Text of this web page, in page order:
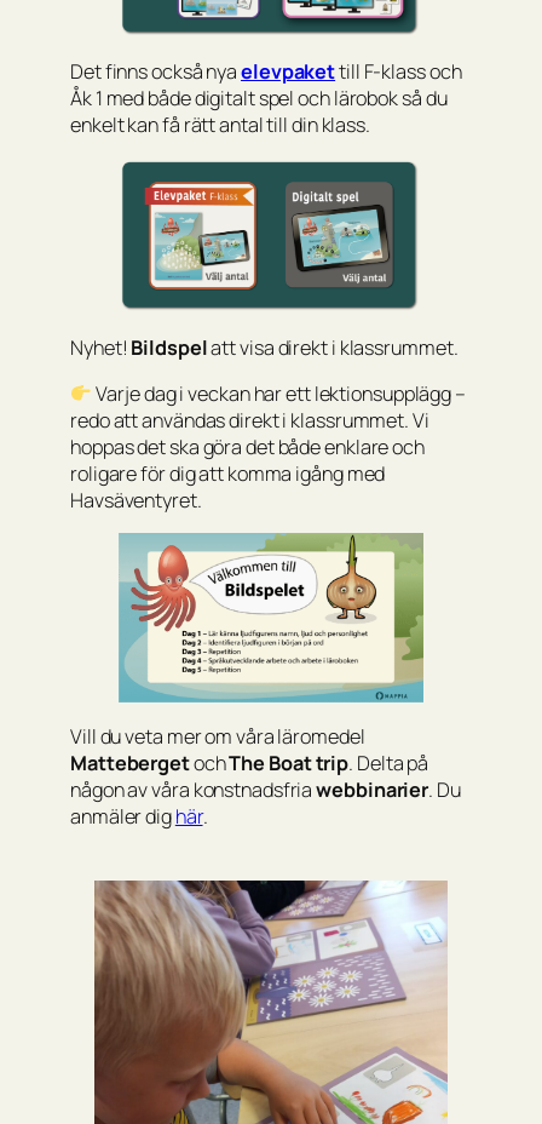
Det finns också nyaelevpakettill F-klass och
Åk 1 med både digitalt spel och lärobok så du
enkelt kan få rätt antal till din klass.
Nyhet! Bildspelatt visa direkt i klassrummet.
Varje dag i veckan har ett lektionsupplägg –
redo att användas direkt i klassrummet. Vi
hoppas det ska göra det både enklare och
roligare för dig att komma igång med
Havsäventyret.
Vill du veta mer om våra läromedel
MattebergetochThe Boat trip. Delta på
någon av våra konstnadsfriawebbinarier. Du
anmäler dighär.